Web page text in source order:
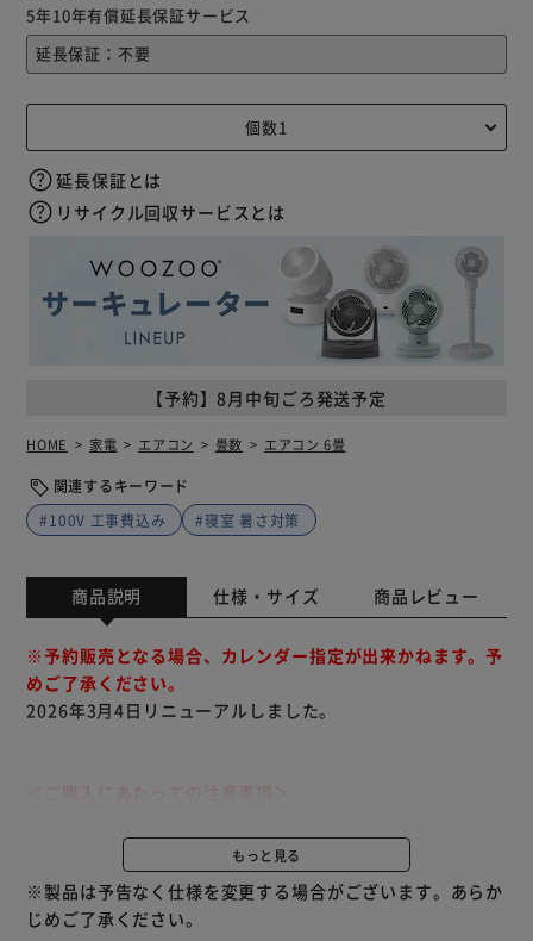
【予約】8月中旬ごろ発送予定
5年10年有償延長保証サービス
延長保証とは
リサイクル回収サービスとは
HOME 家電 エアコン 畳数 エアコン 6畳
関連するキーワード
#100V 工事費込み
#寝室 暑さ対策
商品説明 仕様・サイズ 商品レビュー
※予約販売となる場合、カレンダー指定が出来かねます。予
めご了承ください。
2026年3月4日リニューアルしました。
＜ご購入にあたっての注意事項＞
●配達日時指定不可
●沖縄・離島につきましては別途送料が発生致します。ご了
承ください。
●商品の型番に間違いがないか必ず確認の上ご注文くださ
もっと見る
※製品は予告なく仕様を変更する場合がございます。あらか
じめご了承ください。